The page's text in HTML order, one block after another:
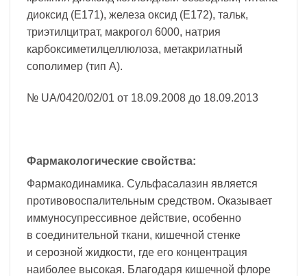
диоксид (Е171), железа оксид (Е172), тальк,
триэтилцитрат, макрогол 6000, натрия
карбоксиметилцеллюлоза, метакрилатный
сополимер (тип А).
№ UA/0420/02/01 от 18.09.2008 до 18.09.2013
Фармакологические свойства:
Фармакодинамика. Сульфасалазин является
противовоспалительным средством. Оказывает
иммуносупрессивное действие, особенно
в соединительной ткани, кишечной стенке
и серозной жидкости, где его концентрация
наиболее высокая. Благодаря кишечной флоре